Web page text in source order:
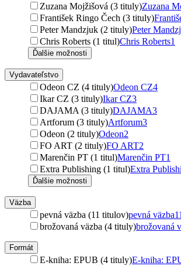
Zuzana Mojžišová (3 tituly)Zuzana
František Ringo Čech (3 tituly)
Peter Mandzjuk (2 tituly)Peter
Chris Roberts (1 titul)Chris Roberts1
Ďalšie možnosti
Vydavateľstvo
Odeon CZ (4 tituly)Odeon CZ4
Ikar CZ (3 tituly)Ikar CZ3
DAJAMA (3 tituly)DAJAMA3
Artforum (3 tituly)Artforum3
Odeon (2 tituly)Odeon2
FO ART (2 tituly)FO ART2
Marenčin PT (1 titul)Marenčin PT1
Extra Publishing (1 titul)Extra
Ďalšie možnosti
Väzba
pevná väzba (11 titulov)pevná väzba11
brožovaná väzba (4 tituly)brožovaná
Formát
E-kniha: EPUB (4 tituly)E-kniha: